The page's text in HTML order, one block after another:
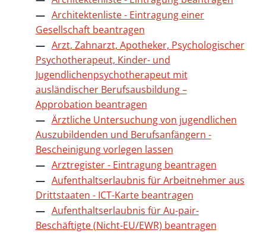
Architektenliste - Eintragung einer
Gesellschaft beantragen
Arzt, Zahnarzt, Apotheker, Psychologischer
Psychotherapeut, Kinder- und
Jugendlichenpsychotherapeut mit
ausländischer Berufsausbildung –
Approbation beantragen
Ärztliche Untersuchung von jugendlichen
Auszubildenden und Berufsanfängern -
Bescheinigung vorlegen lassen
Arztregister - Eintragung beantragen
Aufenthaltserlaubnis für Arbeitnehmer aus
Drittstaaten - ICT-Karte beantragen
Aufenthaltserlaubnis für Au-pair-
Beschäftigte (Nicht-EU/EWR) beantragen